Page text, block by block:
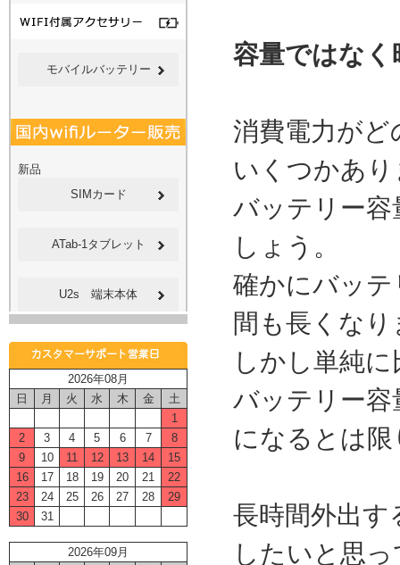
モバイルバッテリー
新品
SIMカード
ATab-1タブレット
U2s 端末本体
2026年08月
日
月 火 水 木 金
土
1
2
3 4 5 6 7
8
9
10 11 12 13 14
15
16
17 18 19 20 21
22
23
24 25 26 27 28
29
30
31
2026年09月
容量ではな
消費電力が
いくつかあ
バッテリー
しょう。
確かにバッ
間も長くなり
しかし単純
バッテリー
になるとは
長時間外出す
したいと思